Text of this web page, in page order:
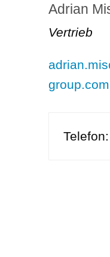
Adrian
Vertrieb
group.com
Telefon: